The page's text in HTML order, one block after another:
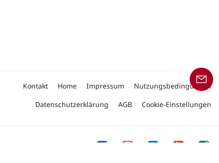
Kontakt Home Impressum
Nutzungsbedingungen
Datenschutzerklärung
AGB Cookie-Einstellungen